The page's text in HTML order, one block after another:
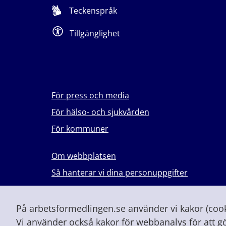
På arbetsformedlingen.se använder vi kakor
Vi använder också kakor för webbanalys för att
Teckenspråk
Tillgänglighet
För press och media
För hälso- och sjukvården
För kommuner
Om webbplatsen
Så hanterar vi dina personuppgifter
Lever du med våld i en nära relation?
Vid höjd beredskap och krig